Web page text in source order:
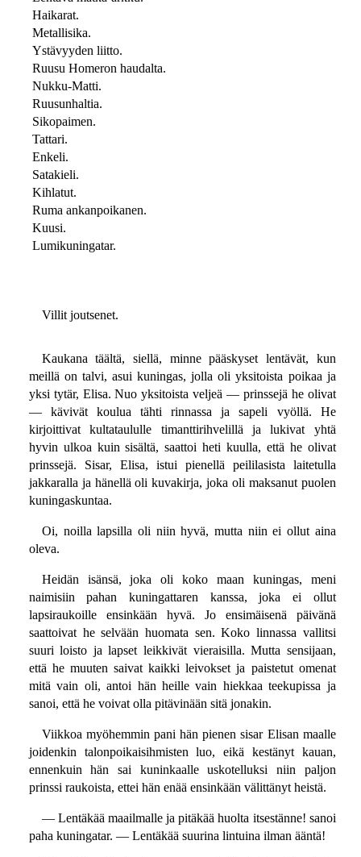
Haikarat.
Metallisika.
Ystävyyden liitto.
Ruusu Homeron haudalta.
Nukku-Matti.
Ruusunhaltia.
Sikopaimen.
Tattari.
Enkeli.
Satakieli.
Kihlatut.
Ruma ankanpoikanen.
Kuusi.
Lumikuningatar.
Villit joutsenet.
Kaukana täältä, siellä, minne pääskyset lentävät, kun
meillä on talvi, asui kuningas, jolla oli yksitoista poikaa ja
yksi tytär, Elisa. Nuo yksitoista veljeä — prinssejä he olivat
— kävivät koulua tähti rinnassa ja sapeli vyöllä. He
kirjoittivat kultataululle timanttirihvelillä ja lukivat yhtä
hyvin ulkoa kuin sisältä, saattoi heti kuulla, että he olivat
prinssejä. Sisar, Elisa, istui pienellä peililasista laitetulla
jakkaralla ja hänellä oli kuvakirja, joka oli maksanut puolen
kuningaskuntaa.
Oi, noilla lapsilla oli niin hyvä, mutta niin ei ollut aina
oleva.
Heidän isänsä, joka oli koko maan kuningas, meni
naimisiin pahan kuningattaren kanssa, joka ei ollut
lapsiraukoille ensinkään hyvä. Jo ensimäisenä päivänä
saattoivat he selvään huomata sen. Koko linnassa vallitsi
suuri loisto ja lapset leikkivät vieraisilla. Mutta sensijaan,
että he muuten saivat kaikki leivokset ja paistetut omenat
mitä vain oli, antoi hän heille vain hiekkaa teekupissa ja
sanoi, että he voivat olla pitävinään sitä jonakin.
Viikkoa myöhemmin pani hän pienen sisar Elisan maalle
joidenkin talonpoikaisihmisten luo, eikä kestänyt kauan,
ennenkuin hän sai kuninkaalle uskotelluksi niin paljon
prinssi raukoista, ettei hän enää ensinkään välittänyt heistä.
— Lentäkää maailmalle ja pitäkää huolta itsestänne! sanoi
paha kuningatar. — Lentäkää suurina lintuina ilman ääntä!